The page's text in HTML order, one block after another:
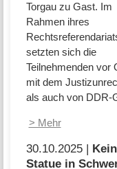
Torgau zu Gast. Im
Rahmen ihres
setzten sich die
Teilnehmenden vor
mit dem
als auch von DDR-
> Mehr
30.10.2025 |
Statue in